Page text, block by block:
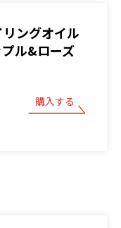
ングオイル
プル&ローズ
購入する